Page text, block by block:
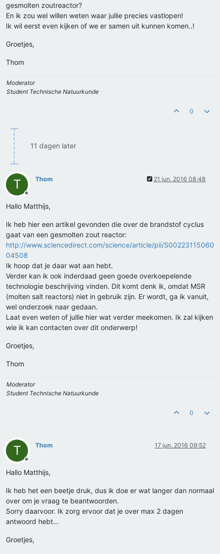
gesmolten zoutreactor?
En ik zou wel willen weten waar jullie precies vastlopen!
Ik wil eerst even kijken of we er samen uit kunnen komen..!
Groetjes,
Thom
Moderator
Student Technische Natuurkunde
0
11 dagen later
T
Offline
Thom 21 jun. 2016 08:48
Hallo Matthijs,
Ik heb hier een artikel gevonden die over de brandstof cyclus
gaat van een gesmolten zout reactor:
http://www.sciencedirect.com/science/article/pii/S00223115060
04508
Ik hoop dat je daar wat aan hebt.
Verder kan ik ook inderdaad geen goede overkoepelende
technologie beschrijving vinden. Dit komt denk ik, omdat MSR
(molten salt reactors) niet in gebruik zijn. Er wordt, ga ik vanuit,
wel onderzoek naar gedaan.
Laat even weten of jullie hier wat verder meekomen. Ik zal kijken
wie ik kan contacten over dit onderwerp!
Groetjes,
Thom
Moderator
Student Technische Natuurkunde
0
T
Offline
Thom 17 jun. 2016 09:52
Hallo Matthijs,
Ik heb het een beetje druk, dus ik doe er wat langer dan normaal
over om je vraag te beantwoorden.
Sorry daarvoor. Ik zorg ervoor dat je over max 2 dagen
antwoord hebt...
Groetjes,